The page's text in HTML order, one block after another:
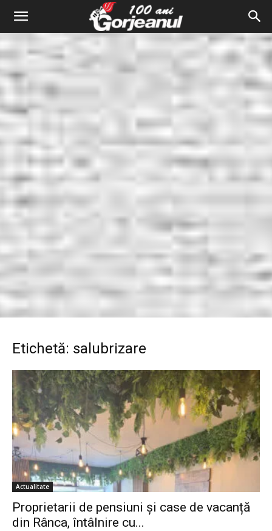
Etichetă: salubrizare
Actualitate
Proprietarii de pensiuni și case de vacanță
din Rânca, întâlnire cu...